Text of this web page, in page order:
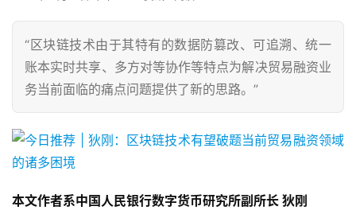
“区块链技术由于其特有的数据防篡改、可追溯、统一
账本实时共享、多方对等协作等特点为解决贸易融资业
务当前面临的痛点问题提供了新的思路。”
本文作者系中国人民银行数字货币研究所副所长 狄刚